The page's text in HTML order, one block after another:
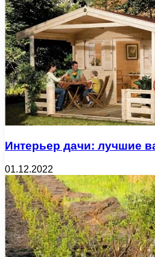
Интерьер дачи: лучшие
01.12.2022